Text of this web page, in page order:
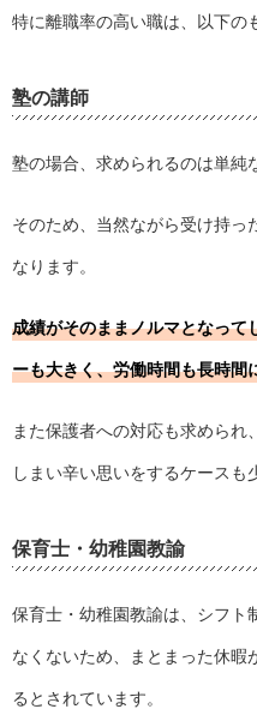
特に離職率の高い職は、以下の
塾の講師
塾の場合、求められるのは単純
そのため、当然ながら受け持っ
なります。
成績がそのままノルマとなって
ーも大きく、労働時間も長時間
また保護者への対応も求めら
しまい辛い思いをするケースも
保育士・幼稚園教諭
保育士・幼稚園教諭は、シフト
なくないため、まとまった休暇
るとされています。